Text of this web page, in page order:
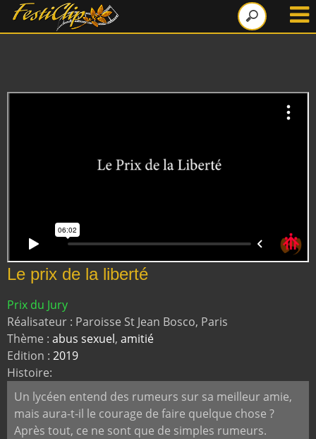
Le prix de la liberté
Prix du Jury
Réalisateur : Paroisse St Jean Bosco, Paris
Thème : abus sexuel, amitié
Edition : 2019
Histoire:
Un lycéen entend des rumeurs sur sa meilleur amie,
mais aura-t-il le courage de faire quelque chose ?
Après tout, ce ne sont que de simples rumeurs.